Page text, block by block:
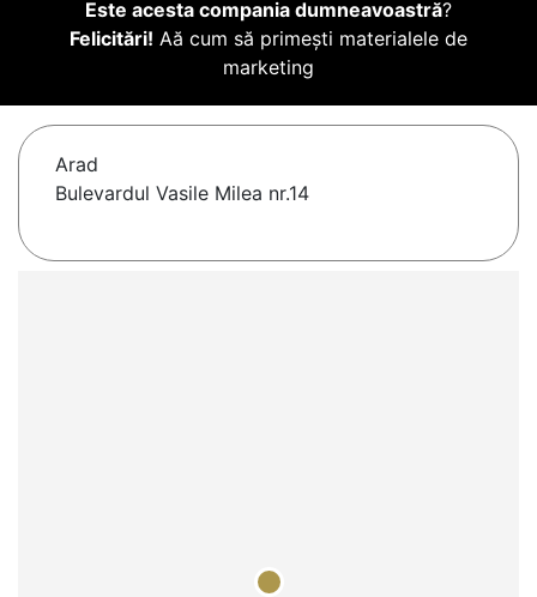
Este acesta compania dumneavoastră?
Felicitări! Aă cum să primești materialele de
marketing
Arad
Bulevardul Vasile Milea nr.14